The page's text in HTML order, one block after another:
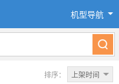
机型导航
排序： 上架时间